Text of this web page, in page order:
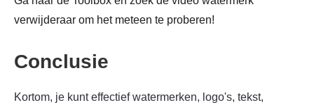
verwijderaar om het meteen te proberen!
Conclusie
Kortom, je kunt effectief watermerken, logo's, tekst,